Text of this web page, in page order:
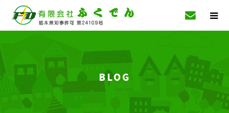
BLOG